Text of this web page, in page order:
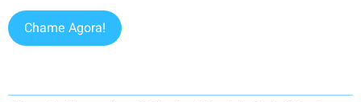
Chame Agora!